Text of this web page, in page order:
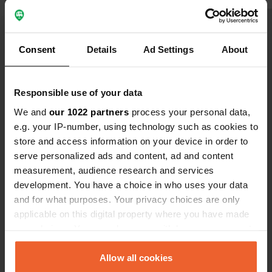
Consent Details Ad Settings About
Responsible use of your data
We and our 1022 partners process your personal data,
e.g. your IP-number, using technology such as cookies to
store and access information on your device in order to
serve personalized ads and content, ad and content
measurement, audience research and services
development. You have a choice in who uses your data
and for what purposes. Your privacy choices are only
applicable on this digital property where you have made
any time from the Cookie Declaration or by clicking on
the Privacy trigger icon.Allow all cookies
Es-tu déjà venu ici ?
Contact
Emplacement